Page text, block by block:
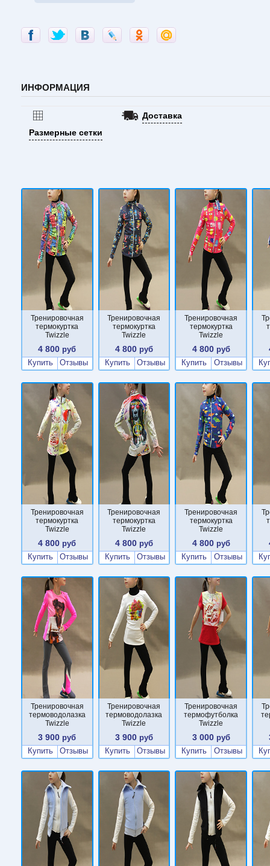
ИНФОРМАЦИЯ
Размерные сетки
Доставка
Тренировочная
термокуртка
Twizzle
4 800 руб
Купить
Отзывы
Тренировочная
термокуртка
Twizzle
4 800 руб
Купить
Отзывы
Тренировочная
термокуртка
Twizzle
4 800руб
Купить
Отзывы
Тренировочная
термокуртка
Twizzle
4 800 руб
Купить
Отзывы
Тренировочная
термокуртка
Twizzle
4 800 руб
Купить
Отзывы
Тренировочная
термокуртка
Twizzle
4 800руб
Купить
Отзывы
Тренировочная
термоводолазка
Twizzle
3 900 руб
Купить
Отзывы
Тренировочная
термоводолазка
Twizzle
3 900 руб
Купить
Отзывы
Тренировочная
термофутболка
Twizzle
3 000руб
Купить
Отзывы